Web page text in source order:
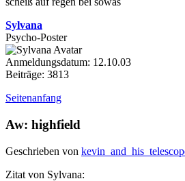
Sylvana
Psycho-Poster
Anmeldungsdatum: 12.10.03
Beiträge: 3813
Seitenanfang
Aw: highfield
Geschrieben von
Zitat von Sylvana: